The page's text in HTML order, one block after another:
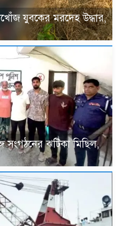
যুবকের মরদেহ উদ্ধার,
ঝটিকা মিছিল,